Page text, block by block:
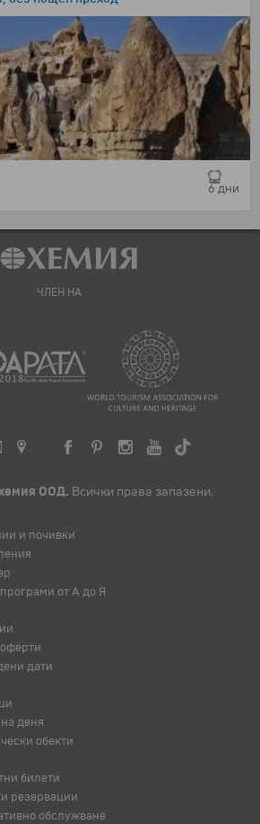
6 дни
ЧЛЕН НА
ООД. Всички права запазени.
и почивки
от А до Я
дати
деня
обекти
билети
резервации
обслужване